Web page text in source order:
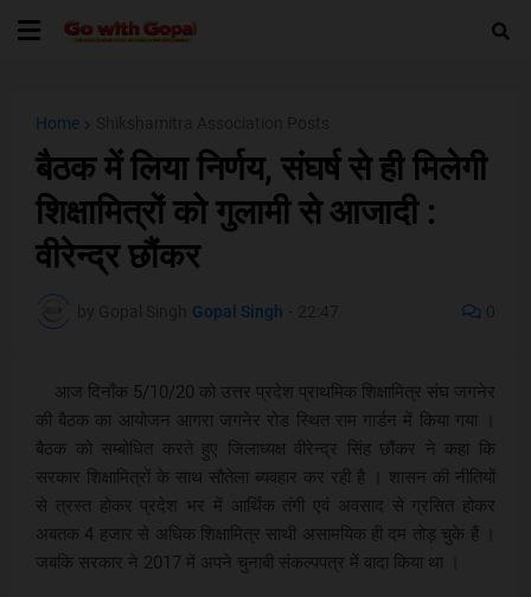
Home
बैठक में लिया निर्णय, संघर्ष से ही मिलेगी
शिक्षामित्रों को गुलामी से आजादी :
वीरेन्द्र छौंकर
Gopal Singh
आज दिनाँक 5/10/20 को उत्तर प्रदेश प्राथमिक शिक्षामित्र संघ जगनेर
की बैठक का आयोजन आगरा जगनेर रोड स्थित राम गार्डन में किया गया ।
बैठक को सम्बोधित करते हुए जिलाध्यक्ष वीरेन्द्र सिंह छौंकर ने कहा कि
सरकार शिक्षामित्रों के साथ सौतेला ब्यवहार कर रही है । शासन की नीतियों
से त्रस्त होकर प्रदेश भर में आर्थिक तंगी एवं अवसाद से ग्रसित होकर
अबतक 4 हजार से अधिक शिक्षामित्र साथी असामयिक ही दम तोड़ चुके हैं ।
जबकि सरकार ने 2017 में अपने चुनाबी संकल्पपत्र में वादा किया था ।